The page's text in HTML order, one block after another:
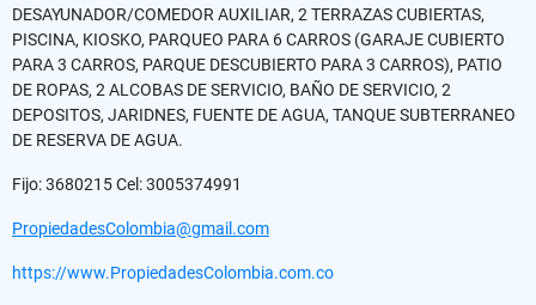
DESAYUNADOR/COMEDOR AUXILIAR, 2 TERRAZAS CUBIERTAS,
PISCINA, KIOSKO, PARQUEO PARA 6 CARROS (GARAJE CUBIERTO
PARA 3 CARROS, PARQUE DESCUBIERTO PARA 3 CARROS), PATIO
DE ROPAS, 2 ALCOBAS DE SERVICIO, BAÑO DE SERVICIO, 2
DEPOSITOS, JARIDNES, FUENTE DE AGUA, TANQUE SUBTERRANEO
DE RESERVA DE AGUA.
Fijo: 3680215 Cel: 3005374991
PropiedadesColombia@gmail.com
https://www.PropiedadesColombia.com.co